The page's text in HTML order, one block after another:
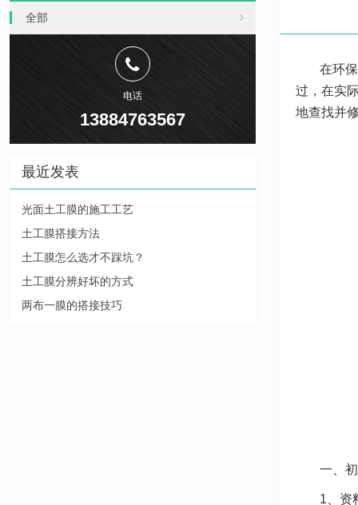
在环
过，在实
地查找并
一、
1、资
全部
电话
13884763567
最近发表
光面土工膜的施工工艺
土工膜搭接方法
土工膜怎么选才不踩坑？
土工膜分辨好坏的方式
两布一膜的搭接技巧